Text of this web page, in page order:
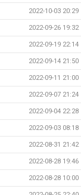
2022-10-03 20:29
2022-09-26 19:32
2022-09-19 22:14
2022-09-14 21:50
2022-09-11 21:00
2022-09-07 21:24
2022-09-04 22:28
2022-09-03 08:18
2022-08-31 21:42
2022-08-28 19:46
2022-08-28 10:00